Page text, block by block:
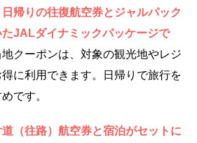
日帰りの往復航空券とジャルパック
JALダイナミックパッケージで
クーポンは、対象の観光地やレジ
に利用できます。日帰りで旅行を
です。
道（往路）航空券と宿泊がセットに